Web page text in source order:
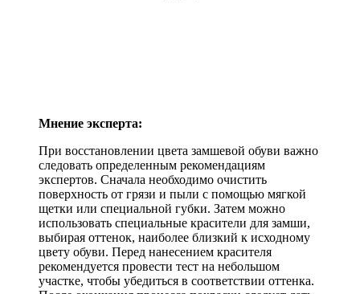
Мнение эксперта:
При восстановлении цвета замшевой обуви важно
следовать определенным рекомендациям
экспертов. Сначала необходимо очистить
поверхность от грязи и пыли с помощью мягкой
щетки или специальной губки. Затем можно
использовать специальные красители для замши,
выбирая оттенок, наиболее близкий к исходному
цвету обуви. Перед нанесением красителя
рекомендуется провести тест на небольшом
участке, чтобы убедиться в соответствии оттенка.